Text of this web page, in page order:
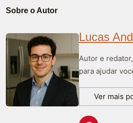
Sobre o Autor
Lucas
Autor e
para ajudar
Ver mais